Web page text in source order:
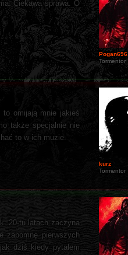
Pogan696
Tormentor
Ciekawa sprawa. O
kurz
Tormentor
omijają mnie jakieś
także specjalnie nie
to w ich muzie.
20-tu latach zaczyna
zapomnę pierwszych
dziś kiedy pytałem